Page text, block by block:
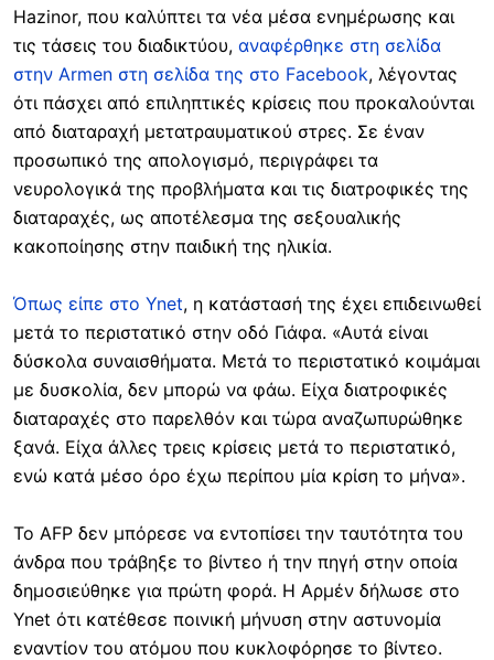
Hazinor, που καλύπτει τα νέα μέσα ενημέρωσης και
τις τάσεις του διαδικτύου, αναφέρθηκε στη σελίδα
στην Armen στη σελίδα της στο Facebook, λέγοντας
ότι πάσχει από επιληπτικές κρίσεις που προκαλούνται
από διαταραχή μετατραυματικού στρες. Σε έναν
προσωπικό της απολογισμό, περιγράφει τα
νευρολογικά της προβλήματα και τις διατροφικές της
διαταραχές, ως αποτέλεσμα της σεξουαλικής
κακοποίησης στην παιδική της ηλικία.
Όπως είπε στο Ynet, η κατάστασή της έχει επιδεινωθεί
μετά το περιστατικό στην οδό Γιάφα. «Αυτά είναι
δύσκολα συναισθήματα. Μετά το περιστατικό κοιμάμαι
με δυσκολία, δεν μπορώ να φάω. Είχα διατροφικές
διαταραχές στο παρελθόν και τώρα αναζωπυρώθηκε
ξανά. Είχα άλλες τρεις κρίσεις μετά το περιστατικό,
ενώ κατά μέσο όρο έχω περίπου μία κρίση το μήνα».
Το AFP δεν μπόρεσε να εντοπίσει την ταυτότητα του
άνδρα που τράβηξε το βίντεο ή την πηγή στην οποία
δημοσιεύθηκε για πρώτη φορά. Η Αρμέν δήλωσε στο
Ynet ότι κατέθεσε ποινική μήνυση στην αστυνομία
εναντίον του ατόμου που κυκλοφόρησε το βίντεο.